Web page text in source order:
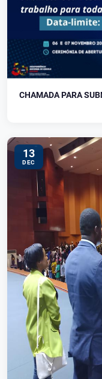
CHAMADA PARA
13
DEC